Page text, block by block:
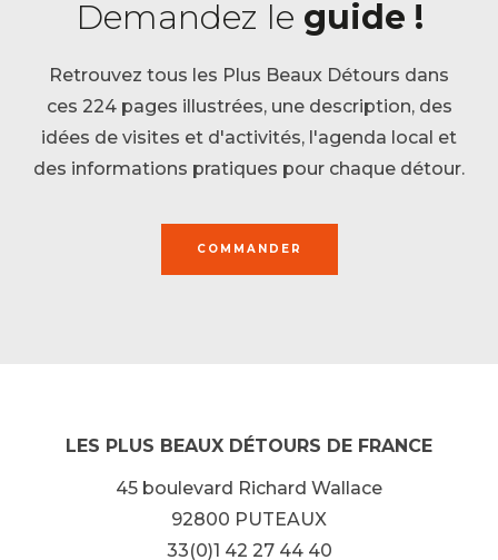
Demandez le guide !
Retrouvez tous les Plus Beaux Détours dans
ces 224 pages illustrées, une description, des
idées de visites et d'activités, l'agenda local et
des informations pratiques pour chaque détour.
COMMANDER
LES PLUS BEAUX DÉTOURS DE FRANCE
45 boulevard Richard Wallace
92800 PUTEAUX
33(0)1 42 27 44 40